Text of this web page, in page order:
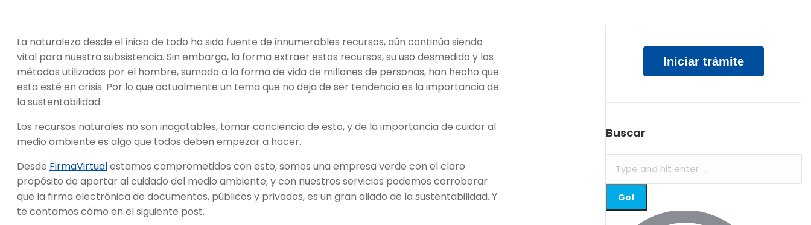
La naturaleza desde el inicio de todo ha sido fuente de innumerables recursos, aún continúa siendo
vital para nuestra subsistencia. Sin embargo, la forma extraer estos recursos, su uso desmedido y los
métodos utilizados por el hombre, sumado a la forma de vida de millones de personas, han hecho que
esta esté en crisis. Por lo que actualmente un tema que no deja de ser tendencia es la importancia de
la sustentabilidad.
Los recursos naturales no son inagotables, tomar conciencia de esto, y de la importancia de cuidar al
medio ambiente es algo que todos deben empezar a hacer.
Desde FirmaVirtualestamos comprometidos con esto, somos una empresa verde con el claro
propósito de aportar al cuidado del medio ambiente, y con nuestros servicios podemos corroborar
que la firma electrónica de documentos, públicos y privados, es un gran aliado de la sustentabilidad. Y
te contamos cómo en el siguiente post.
Iniciar trámite
Buscar